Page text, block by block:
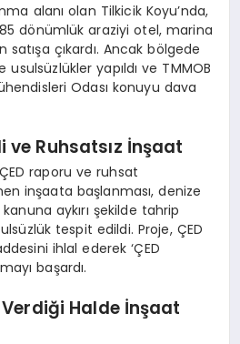
alanı olan Tilkicik Koyu’nda,
dönümlük araziyi otel, marina
satışa çıkardı. Ancak bölgede
yapıldı ve TMMOB
Odası konuyu dava
ve Ruhsatsız İnşaat
raporu ve ruhsat
inşaata başlanması, denize
kanuna aykırı şekilde tahrip
tespit edildi. Proje, ÇED
ihlal ederek ‘ÇED
başardı.
Halde İnşaat